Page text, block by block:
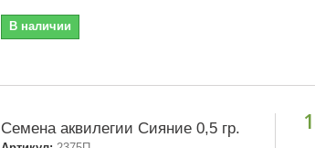
В наличии
Семена аквилегии Сияние 0,5 гр.